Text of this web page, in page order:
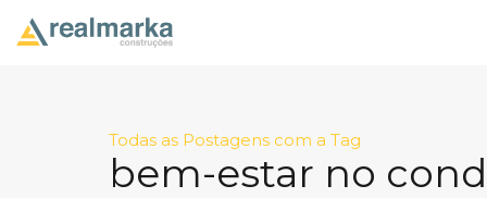
Todas as Postagens com a Tag
bem-estar no